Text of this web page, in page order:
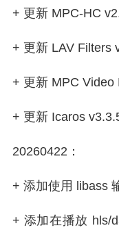
+ 更新 MPC-HC
+ 更新 LAV Filters
+ 更新 MPC Video
+ 更新 Icaros
20260422：
+ 添加使用 libass
+ 添加在播放 hls/